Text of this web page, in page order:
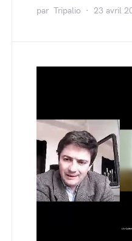
par Tripalio 23 avril